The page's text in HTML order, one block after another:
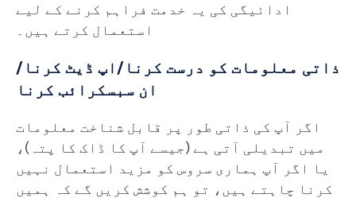
ادائیگی کی یہ خدمت فراہم کرنے کے لیے
استعمال کرتے ہیں۔
ذاتی معلومات کو درست کرنا/اپ ڈیٹ کرنا/
ان سبسکرائب کرنا
اگر آپ کی ذاتی طور پر قابل شناخت معلومات
میں تبدیلی آتی ہے (جیسے آپ کا ڈاک کا پتہ)،
یا اگر آپ ہماری سروس کو مزید استعمال نہیں
کرنا چاہتے ہیں، تو ہم کوشش کریں گے کہ ہمیں